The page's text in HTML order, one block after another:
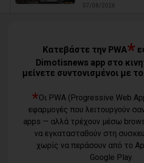
07/08/2026
αμέλειας ή
Δημοτικής Αρχής»
07/08/2026
Παραμύθια και
Ιθαγενείς...
07/08/2026
Χάρης Δούκας: Η
κατέβει για
(video)
Κατεβάστε την PWA*
Dimotisnews app στο
μείνετε συντονισμένοι με
*Οι PWA (Progressive Web
εφαρμογές που λειτουργούν
apps — αλλά τρέχουν μέσω
να εγκατασταθούν στη
χωρίς να περάσουν από το
Google Play.